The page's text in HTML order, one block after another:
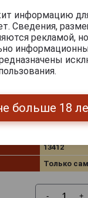
Италия
18.0%
Extra Dry
13412
Только
- +
информацию
Сведения,
рекламой,
больше 18